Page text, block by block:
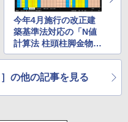
今年4月施行の改正建
築基準法対応の「N値
計算法 柱頭柱脚金物算
定ツール」v1.01 ほ
の他の記事を見る